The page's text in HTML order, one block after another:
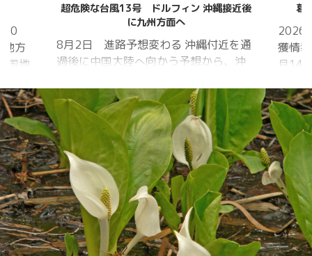
20
方
国地
地
超危険な台風13号 ドルフィン 沖縄接近後
に九州方面へ
8月2日 進路予想変わる 沖縄付近を通
過後に中国大陸へ向かう予想から、沖
リカ海洋大気
庁
ヨーロッパ中
期予報センター 気象庁 8月31日
6:00 8月30日 5:20 8月1日に南鳥島
近海で猛烈な勢力へ 台風13号は、今
後、海面水温が29度以上の海域を西進
する見込みで、猛烈な勢力になる見込
み。
葛
2026
獲情
月14
低調
か、
はか
ノコ
た。
いる
冬眠
まし
たコ
リー